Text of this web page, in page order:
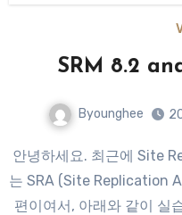
SRM 8.2
Byounghee
안녕하세요. 최근에 Site Recovery Manager 와 연동해서 쓰
는 SRA (Site Replication
편이여서, 아래와 같이 실